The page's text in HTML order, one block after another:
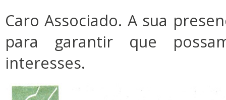
Caro Associado. A sua
para garantir que
interesses.